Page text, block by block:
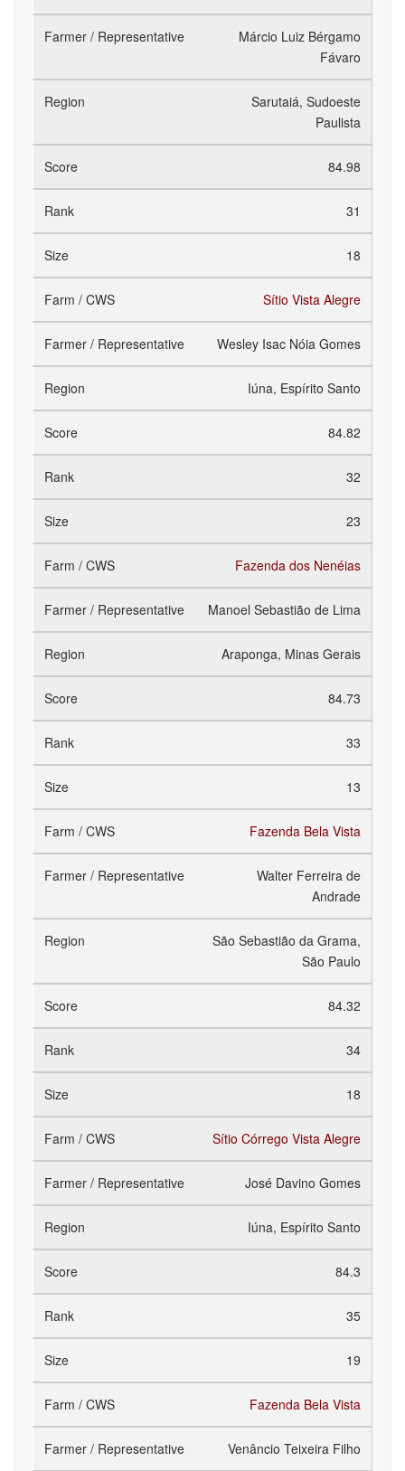
Márcio Luiz Bérgamo
Fávaro
Sarutaiá, Sudoeste
Paulista
84.98
31
18
Sítio Vista Alegre
Wesley Isac Nóia Gomes
Iúna, Espírito Santo
84.82
32
23
Fazenda dos Nenéias
Manoel Sebastião de Lima
Araponga, Minas Gerais
84.73
33
13
Fazenda Bela Vista
Walter Ferreira de
Andrade
São Sebastião da Grama,
São Paulo
84.32
34
18
Sítio Córrego Vista Alegre
José Davino Gomes
Iúna, Espírito Santo
84.3
35
19
Fazenda Bela Vista
Venâncio Teixeira Filho